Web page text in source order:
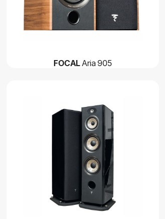
FOCAL Aria 905